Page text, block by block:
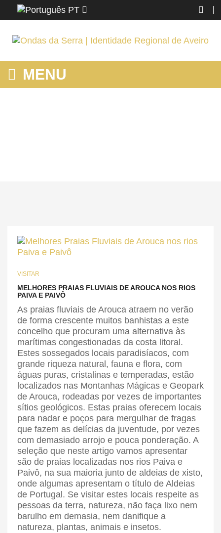
PT
MENU
VISITAR
MELHORES PRAIAS FLUVIAIS DE AROUCA NOS RIOS
PAIVA E PAIVÔ
As praias fluviais de Arouca atraem no verão
de forma crescente muitos banhistas a este
concelho que procuram uma alternativa às
marítimas congestionadas da costa litoral.
Estes sossegados locais paradisíacos, com
grande riqueza natural, fauna e flora, com
águas puras, cristalinas e temperadas, estão
localizados nas Montanhas Mágicas e Geopark
de Arouca, rodeadas por vezes de importantes
sítios geológicos. Estas praias oferecem locais
para nadar e poços para mergulhar de fragas
que fazem as delícias da juventude, por vezes
com demasiado arrojo e pouca ponderação. A
seleção que neste artigo vamos apresentar
são de praias localizadas nos rios Paiva e
Paivô, na sua maioria junto de aldeias de xisto,
onde algumas apresentam o título de Aldeias
de Portugal. Se visitar estes locais respeite as
pessoas da terra, natureza, não faça lixo nem
barulho em demasia, nem danifique a
natureza, plantas, animais e insetos.